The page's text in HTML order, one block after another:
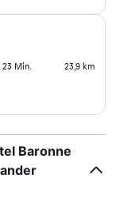
Min. 23,9 km
Baronne